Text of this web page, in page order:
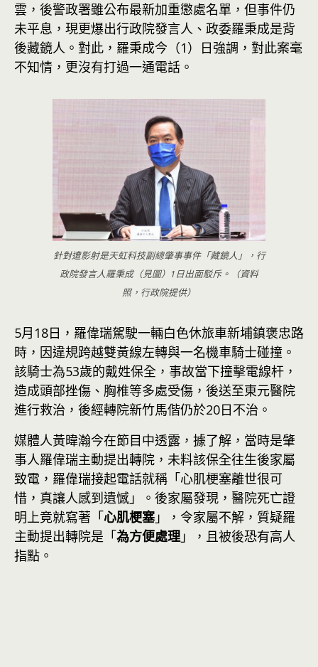
雲，後警政署雖公布最新加重懲處名單，但事件仍
未平息，現更爆出行政院發言人、政委羅秉成是背
後藏鏡人。對此，羅秉成今（1）日強調，對此案毫
不知情，更沒有打過一通電話。
針對遭影射是天虹科技副總肇事事件「藏鏡人」，行
政院發言人羅秉成（見圖）1日出面駁斥。（資料
照，行政院提供）
5月18日，羅偉瑞駕駛一輛白色休旅車新埔鎮褒忠路
時，因違規跨越雙黃線左轉與一名機車騎士碰撞。
該騎士為53歲的戴姓保全，事故當下撞擊電線杆，
造成頭部挫傷、胸椎等多處受傷，後送至東元醫院
進行救治，後經轉院新竹馬偕仍於20日不治。
媒體人黃暐瀚今在節目中透露，據了解，當時是肇
事人羅偉瑞主動提出轉院，未料該保全往生後家屬
致電，羅偉瑞接起電話就稱「心肌梗塞離世很可
惜，真讓人感到遺憾」。後家屬發現，醫院死亡證
明上竟就寫著「心肌梗塞」，令家屬不解，質疑羅
主動提出轉院是「為方便處理」，且被後恐有高人
指點。